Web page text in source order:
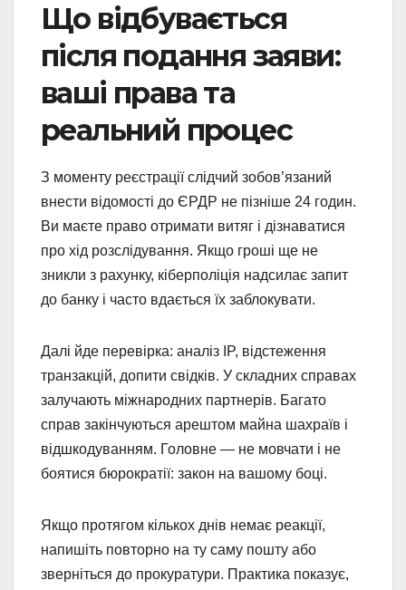
Що відбувається
після подання заяви:
ваші права та
реальний процес
З моменту реєстрації слідчий зобов’язаний
внести відомості до ЄРДР не пізніше 24 годин.
Ви маєте право отримати витяг і дізнаватися
про хід розслідування. Якщо гроші ще не
зникли з рахунку, кіберполіція надсилає запит
до банку і часто вдається їх заблокувати.
Далі йде перевірка: аналіз IP, відстеження
транзакцій, допити свідків. У складних справах
залучають міжнародних партнерів. Багато
справ закінчуються арештом майна шахраїв і
відшкодуванням. Головне — не мовчати і не
боятися бюрократії: закон на вашому боці.
Якщо протягом кількох днів немає реакції,
напишіть повторно на ту саму пошту або
зверніться до прокуратури. Практика показує,